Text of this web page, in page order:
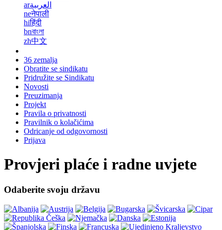
arالعربية
neनेपाली
hiहिंदी
bnবাংলা
zh中文
36 zemalja
Obratite se sindikatu
Pridružite se Sindikatu
Novosti
Preuzimanja
Projekt
Pravila o privatnosti
Pravilnik o kolačićima
Odricanje od odgovornosti
Prijava
Provjeri plaće i radne uvjete
Odaberite svoju državu